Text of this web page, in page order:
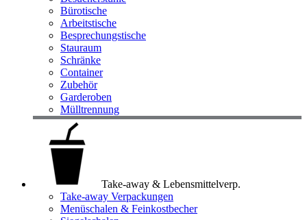
Bürotische
Arbeitstische
Besprechungstische
Stauraum
Schränke
Container
Zubehör
Garderoben
Mülltrennung
Take-away & Lebensmittelverp.
Take-away Verpackungen
Menüschalen & Feinkostbecher